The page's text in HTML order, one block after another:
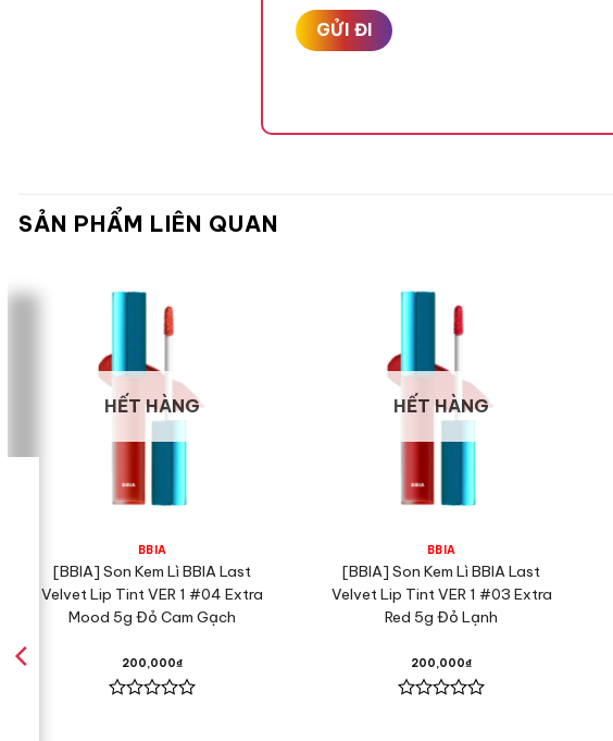
SẢN PHẨM LIÊN QUAN
HẾT HÀNG
BBIA
[BBIA] Son Kem Lì BBIA Last
Velvet Lip Tint VER 1 #04 Extra
Mood 5g Đỏ Cam Gạch
200,000₫
HẾT HÀNG
BBIA
[BBIA] Son Kem Lì BBIA Last
Velvet Lip Tint VER 1 #03 Extra
Red 5g Đỏ Lạnh
200,000₫